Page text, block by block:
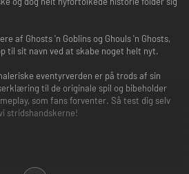
af Ghosts 'n Goblins og Ghouls 'n Ghosts,
til sit navn ved at skabe noget helt nyt.
eventyrverden er på trods af sin
til de originale spil og bibeholder
som fans forventer. Så test dig selv
stridshandskerne!